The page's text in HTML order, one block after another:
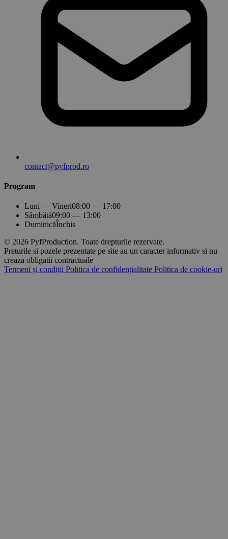
contact@pyfprod.ro
Program
Luni — Vineri08:00 — 17:00
Sâmbătă09:00 — 13:00
DuminicăÎnchis
© 2026 PyfProduction. Toate drepturile rezervate.
Preturile si pozele prezentate pe site au un caracter informativ si nu
creaza obligatii contractuale
Termeni și condiții Politica de confidențialitate Politica de cookie-uri